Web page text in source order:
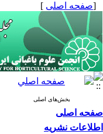
[صفحه اصلی ]
بخش‌های اصلی
صفحه اصلی
اطلاعات نشریه